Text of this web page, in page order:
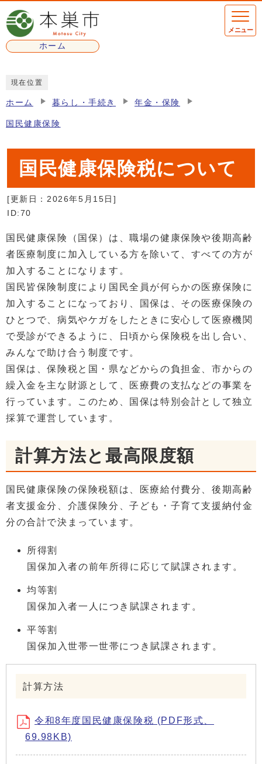
ページの先頭です
ホーム
メニュー
現在位置
ホーム 暮らし・手続き 年金・保険
国民健康保険
国民健康保険税について
[更新日： 2026年5月15日 ]
ID:70
国民健康保険（国保）は、職場の健康保険や後期高齢
者医療制度に加入している方を除いて、すべての方が
加入することになります。
国民皆保険制度により国民全員が何らかの医療保険に
加入することになっており、国保は、その医療保険の
ひとつで、病気やケガをしたときに安心して医療機関
で受診ができるように、日頃から保険税を出し合い、
みんなで助け合う制度です。
国保は、保険税と国・県などからの負担金、市からの
繰入金を主な財源として、医療費の支払などの事業を
行っています。このため、国保は特別会計として独立
採算で運営しています。
計算方法と最高限度額
国民健康保険の保険税額は、医療給付費分、後期高齢
者支援金分、介護保険分、子ども・子育て支援納付金
分の合計で決まっています。
所得割
国保加入者の前年所得に応じて賦課されます。
均等割
国保加入者一人につき賦課されます。
平等割
国保加入世帯一世帯につき賦課されます。
計算方法
令和8年度国民健康保険税 (PDF形式、
69.98KB)